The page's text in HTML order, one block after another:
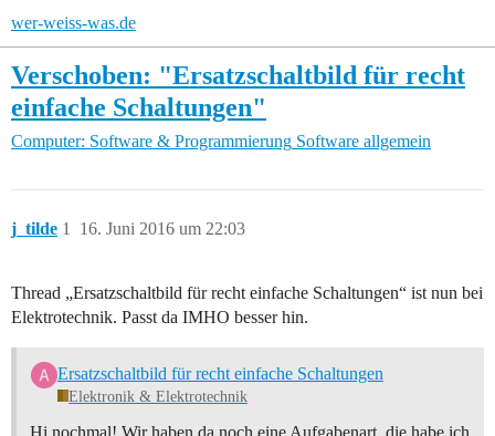
wer-weiss-was.de
Verschoben: "Ersatzschaltbild für recht
einfache Schaltungen"
Computer: Software & Programmierung Software allgemein
j_tilde 16. Juni 2016 um 22:03
1
Thread „Ersatzschaltbild für recht einfache Schaltungen“ ist nun bei
Elektrotechnik. Passt da IMHO besser hin.
Ersatzschaltbild für recht einfache Schaltungen
Elektronik & Elektrotechnik
Hi nochmal! Wir haben da noch eine Aufgabenart, die habe ich